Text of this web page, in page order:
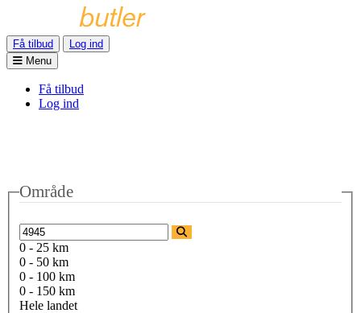
Få tilbud
Log ind
Menu
Få tilbud
Log ind
Område
0 - 25 km
0 - 50 km
0 - 100 km
0 - 150 km
Hele landet